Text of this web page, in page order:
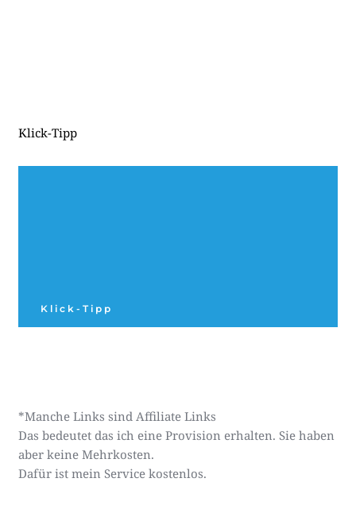
Klick-Tipp
Klick-Tipp
*Manche Links sind Affiliate Links
Das bedeutet das ich eine Provision erhalten. Sie haben
aber keine Mehrkosten.
Dafür ist mein Service kostenlos.